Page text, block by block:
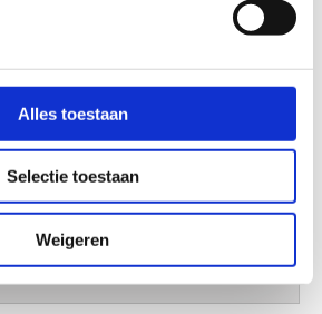
Alles toestaan
Selectie toestaan
Weigeren
30 -
Staal S235 THVZ